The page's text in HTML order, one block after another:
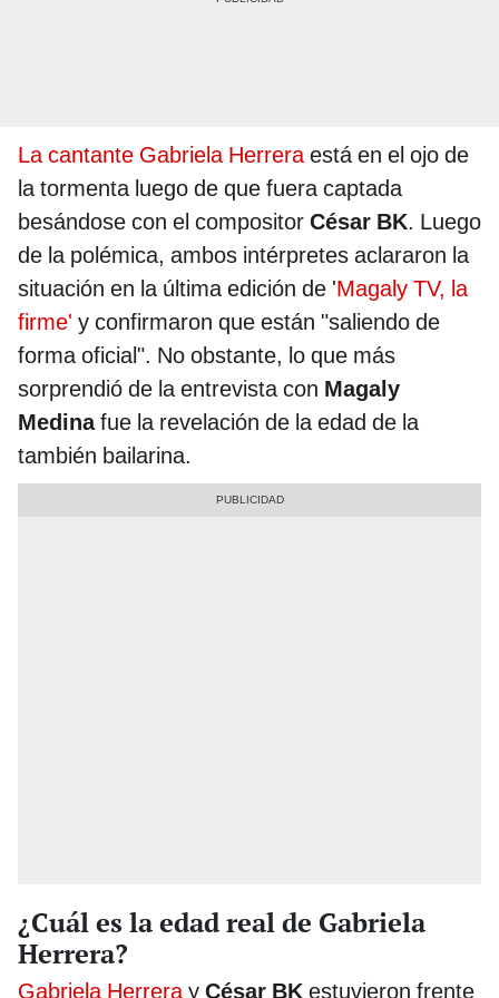
La cantante Gabriela Herreraestá en el ojo de
la tormenta luego de que fuera captada
besándose con el compositor César BK. Luego
de la polémica, ambos intérpretes aclararon la
situación en la última edición de 'Magaly TV, la
firme' y confirmaron que están "saliendo de
forma oficial". No obstante, lo que más
sorprendió de la entrevista con Magaly
Medinafue la revelación de la edad de la
también bailarina.
¿Cuál es la edad real de Gabriela
Herrera?
Gabriela Herreray César BK estuvieron frente